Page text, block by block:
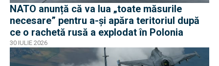
NATO anunță că va lua „toate măsurile
necesare” pentru a-și apăra teritoriul după
ce o rachetă rusă a explodat în Polonia
30 IULIE 2026